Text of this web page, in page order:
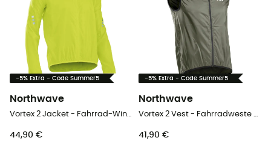
-5% Extra - Code Summer5
Northwave
Vortex 2 Jacket - Fahrrad-Windjacke - Herren
44,90 €
-5% Extra - Code Summer5
Northwave
Vortex 2 Vest - Fahrradweste - Herren
41,90 €